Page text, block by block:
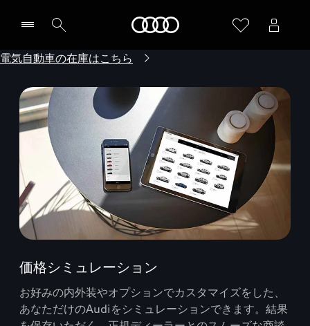
電気自動車の在庫はこちら
価格シミュレーション
お好みの内外装やオプションでカスタマイズをした、
あなただけのAudiをシミュレーションできます。結果